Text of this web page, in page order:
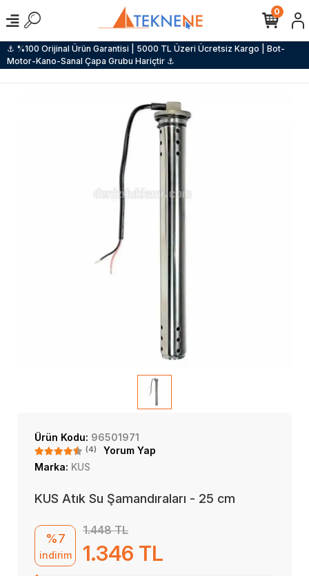
⚓ %100 Orijinal Ürün Garantisi | 5000 TL Üzeri Ücretsiz Kargo | Bot-
Motor-Kano-Sanal Çapa Grubu Hariçtir ⚓
0
Ürün Kodu: 96501971
(4)
Yorum Yap
Marka: KUS
KUS Atık Su Şamandıraları - 25 cm
%7
indirim
1.448 TL
1.346 TL